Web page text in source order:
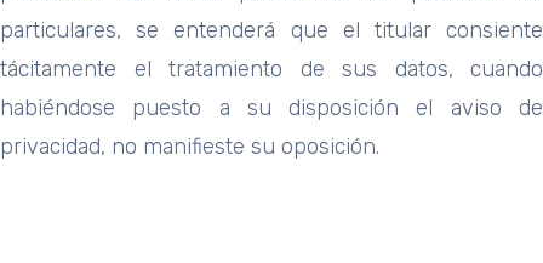
particulares, se entenderá que el titular consiente
tácitamente el tratamiento de sus datos, cuando
habiéndose puesto a su disposición el aviso de
privacidad, no manifieste su oposición.